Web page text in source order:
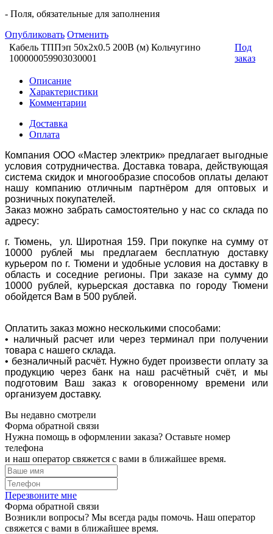
- Поля, обязательные для заполнения
Опубликовать Отменить
Кабель ТППэп 50х2х0.5 200В (м) Кольчугино
100000059903030001
Под
заказ
Описание
Характеристики
Комментарии
Доставка
Оплата
Компания ООО «Мастер электрик» предлагает выгодные
условия сотрудничества. Доставка товара, действующая
система скидок и многообразие способов оплаты делают
нашу компанию отличным партнёром для оптовых и
розничных покупателей.
Заказ можно забрать самостоятельно у нас со склада по
адресу:
г. Тюмень, ул. Широтная 159. При покупке на сумму от
10000 рублей мы предлагаем бесплатную доставку
курьером по г. Тюмени и удобные условия на доставку в
область и соседние регионы. При заказе на сумму до
10000 рублей, курьерская доставка по городу Тюмени
обойдется Вам в 500 рублей.
Оплатить заказ можно несколькими способами:
• наличный расчет или через терминал при получении
товара с нашего склада.
• безналичный расчёт. Нужно будет произвести оплату за
продукцию через банк на наш расчётный счёт, и мы
подготовим Ваш заказ к оговоренному времени или
организуем доставку.
Вы недавно смотрели
Форма обратной связи
Нужна помощь в оформлении заказа? Оставьте номер
телефона
и наш оператор свяжется с вами в ближайшее время.
Перезвоните мне
Форма обратной связи
Возникли вопросы? Мы всегда рады помочь. Наш оператор
свяжется с вами в ближайшее время.